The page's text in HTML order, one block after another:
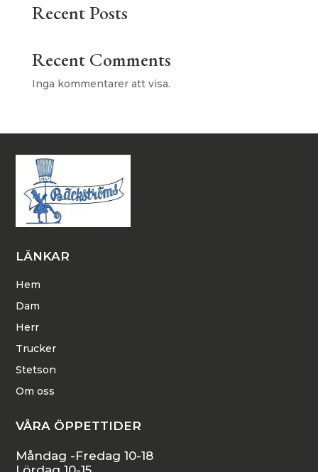
Recent Posts
Recent Comments
Inga kommentarer att visa.
LÄNKAR
Hem
Dam
Herr
Trucker
Stetson
Om oss
VÅRA ÖPPETTIDER
Måndag -Fredag 10-18